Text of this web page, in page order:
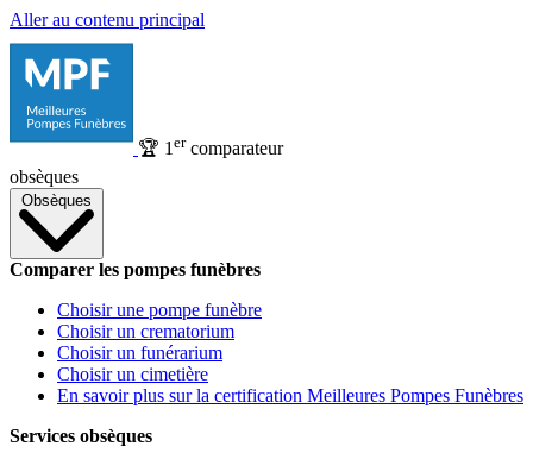
Aller au contenu principal
🏆 1 ercomparateur
obsèques
Obsèques
Comparer les pompes funèbres
Choisir une pompe funèbre
Choisir un crematorium
Choisir un funérarium
Choisir un cimetière
En savoir plus sur la certification Meilleures Pompes Funèbres
Services obsèques